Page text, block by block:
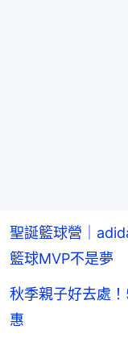
聖誕籃球營｜
籃球MVP不是夢
秋季親子好去處
惠